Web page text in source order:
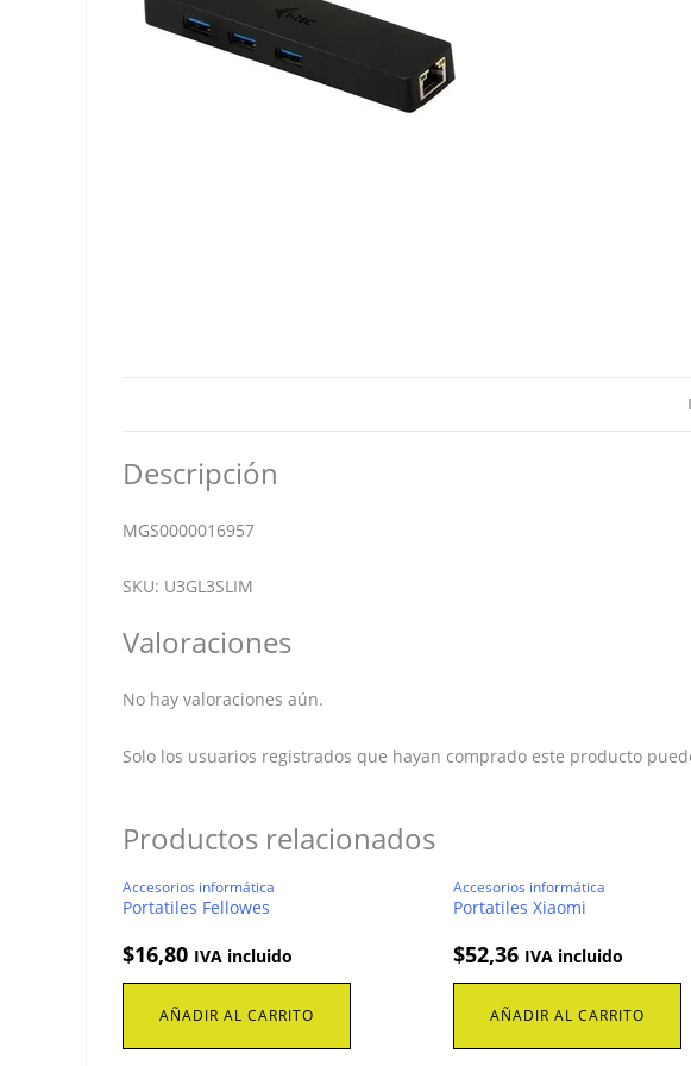
Descripción
MGS0000016957
SKU: U3GL3SLIM
Valoraciones
No hay valoraciones aún.
Solo los usuarios registrados que hayan comprado este producto
Productos relacionados
Accesorios informática
Portatiles Fellowes
$16,80 IVA incluido
AÑADIR AL CARRITO
Accesorios informática
Portatiles Xiaomi
$52,36 IVA incluido
AÑADIR AL CARRITO